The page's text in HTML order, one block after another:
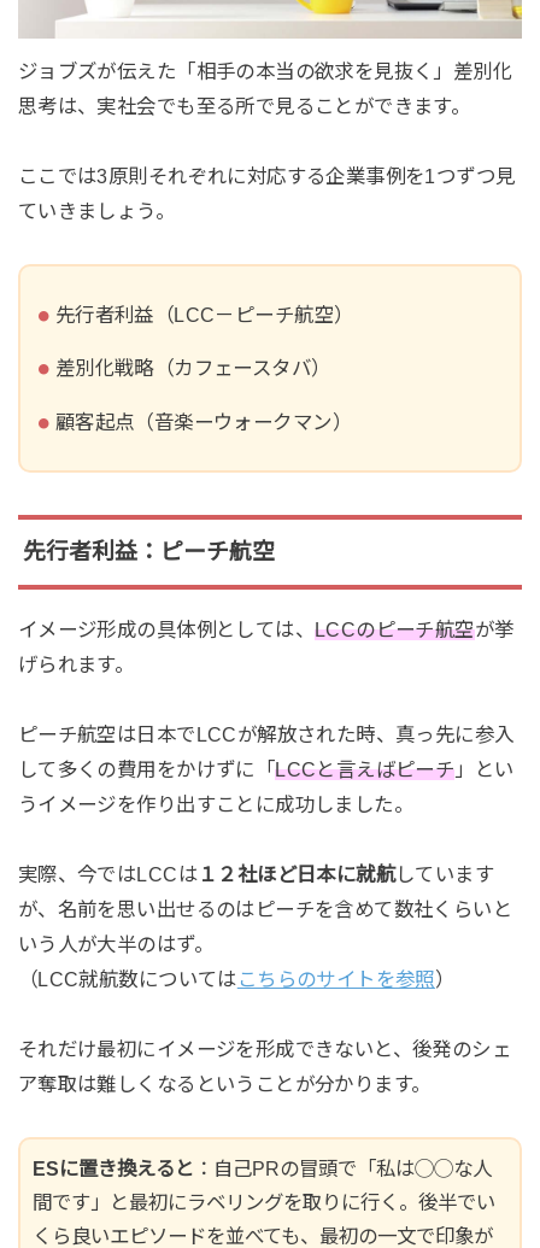
ジョブズが伝えた「相手の本当の欲求を見抜く」差別化
思考は、実社会でも至る所で見ることができます。
ここでは3原則それぞれに対応する企業事例を1つずつ見
ていきましょう。
先行者利益（LCC－ピーチ航空）
差別化戦略（カフェースタバ）
顧客起点（音楽ーウォークマン）
先行者利益：ピーチ航空
イメージ形成の具体例としては、LCCのピーチ航空が挙
げられます。
ピーチ航空は日本でLCCが解放された時、真っ先に参入
して多くの費用をかけずに「LCCと言えばピーチ 」とい
うイメージを作り出すことに成功しました。
実際、今ではLCCは１２社ほど日本に就航しています
が、名前を思い出せるのはピーチを含めて数社くらいと
いう人が大半のはず。
（LCC就航数については こちらのサイトを参照）
それだけ最初にイメージを形成できないと、後発のシェ
ア奪取は難しくなるということが分かります。
ESに置き換えると ：自己PRの冒頭で「私は◯◯な人
間です」と最初にラベリングを取りに行く。後半でい
くら良いエピソードを並べても、最初の一文で印象が